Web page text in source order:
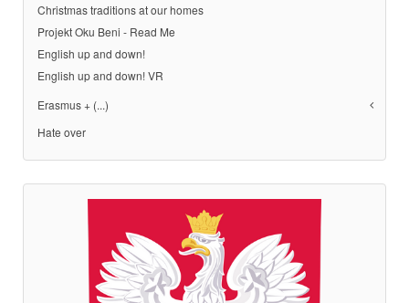
Christmas traditions at our homes
Projekt Oku Beni - Read Me
English up and down!
English up and down! VR
Erasmus + (...)
Hate over